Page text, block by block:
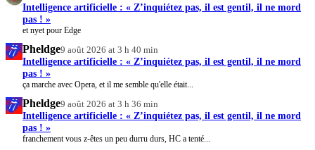
Intelligence artificielle : « Z’inquiétez pas, il est gentil, il ne mord
pas ! »
et nyet pour Edge
Pheldge9 août 2026 at 3 h 40 min
Intelligence artificielle : « Z’inquiétez pas, il est gentil, il ne mord
pas ! »
ça marche avec Opera, et il me semble qu'elle était...
Pheldge9 août 2026 at 3 h 36 min
Intelligence artificielle : « Z’inquiétez pas, il est gentil, il ne mord
pas ! »
franchement vous z-êtes un peu durru durs, HC a tenté...